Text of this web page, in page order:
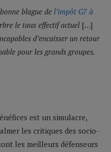
blague del’impôt G7 à
le taux effectif actuel […]
d’encaisser un retour
pour les grands groupes.
est un simulacre,
les critiques des socio-
les meilleurs défenseurs